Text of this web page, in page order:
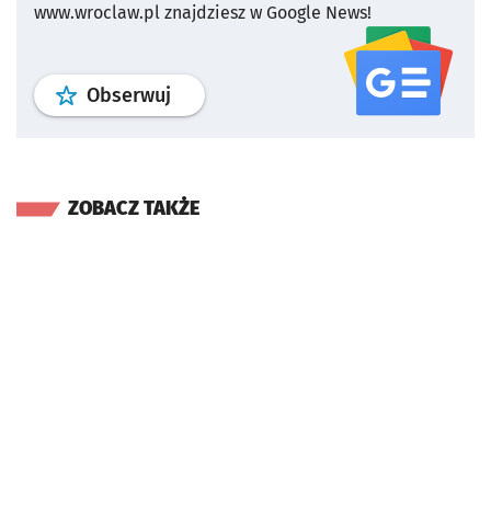
www.wroclaw.pl znajdziesz w Google News!
Obserwuj profil serwisu
ZOBACZ TAKŻE